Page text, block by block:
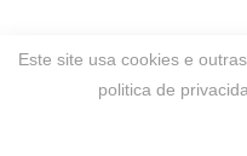
Este site usa cookies e
politica de